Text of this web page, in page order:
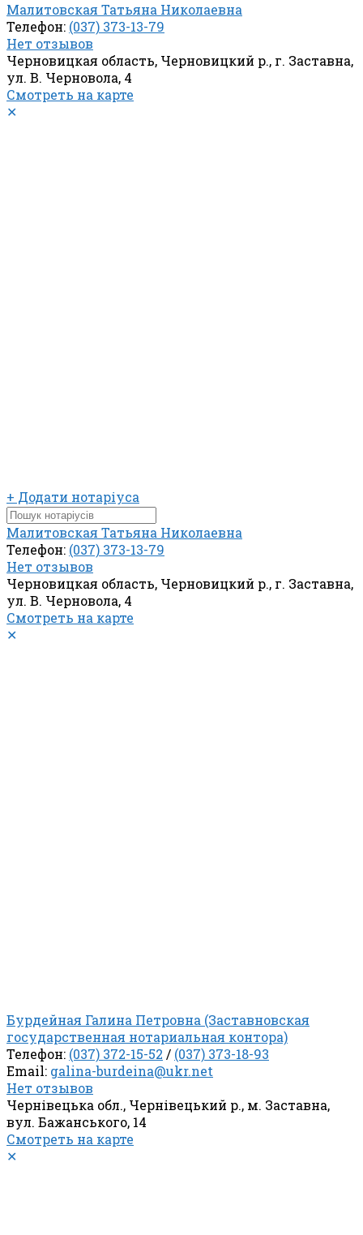
Малитовская Татьяна Николаевна
Телефон: (037) 373-13-79
Нет отзывов
Черновицкая область, Черновицкий р., г. Заставна,
ул. В. Черновола, 4
Смотреть на карте
✕
+ Додати нотаріуса
Малитовская Татьяна Николаевна
Телефон: (037) 373-13-79
Нет отзывов
Черновицкая область, Черновицкий р., г. Заставна,
ул. В. Черновола, 4
Смотреть на карте
✕
Бурдейная Галина Петровна (Заставновская
государственная нотариальная контора)
Телефон: (037) 372-15-52 / (037) 373-18-93
Email: galina-burdeina@ukr.net
Нет отзывов
Чернівецька обл., Чернівецький р., м. Заставна,
вул. Бажанського, 14
Смотреть на карте
✕